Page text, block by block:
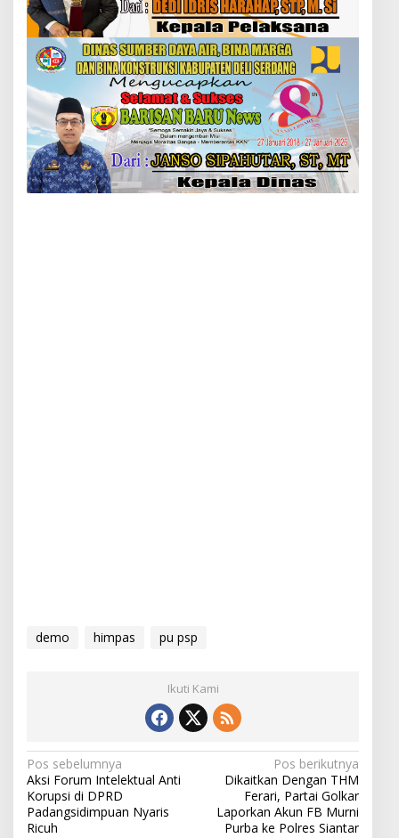
demo himpas pu psp
Ikuti Kami
N
a
v
Pos sebelumnya
Aksi Forum Intelektual Anti
Korupsi di DPRD
Padangsidimpuan Nyaris
Ricuh
Pos berikutnya
Dikaitkan Dengan THM
Ferari, Partai Golkar
Laporkan Akun FB Murni
Purba ke Polres Siantar